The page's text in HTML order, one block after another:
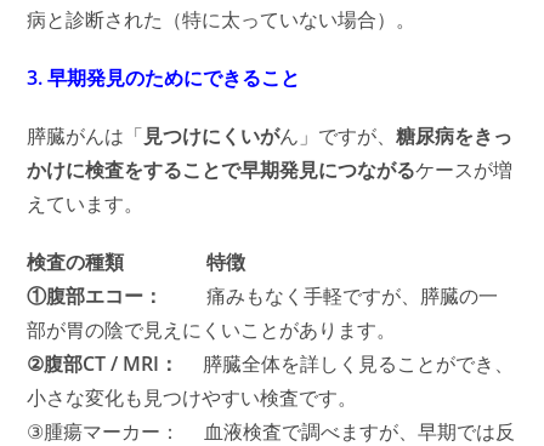
病と診断された（特に太っていない場合）。
3. 早期発見のためにできること
膵臓がんは「見つけにくいがん」ですが、糖尿病をきっ
かけに検査をすることで早期発見につながるケースが増
えています。
検査の種類 特徴
①腹部エコー：
痛みもなく手軽ですが、膵臓の一
部が胃の陰で見えにくいことがあります。
②腹部CT / MRI：
膵臓全体を詳しく見ることができ、
小さな変化も見つけやすい検査です。
③腫瘍マーカー： 血液検査で調べますが、早期では反